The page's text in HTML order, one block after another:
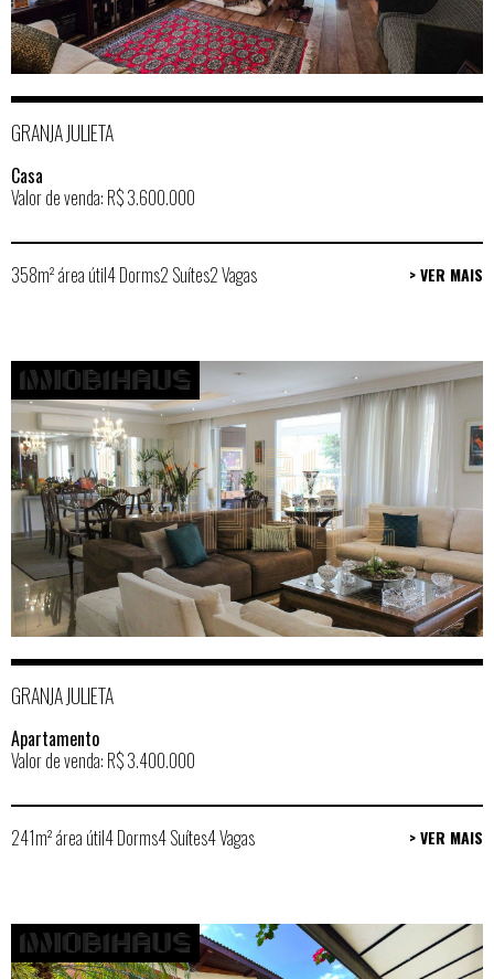
GRANJA JULIETA
Casa
Valor de venda: R$ 3.600.000
358m² área útil4 Dorms2 Suítes2 Vagas > VER MAIS
GRANJA JULIETA
Apartamento
Valor de venda: R$ 3.400.000
241m² área útil4 Dorms4 Suítes4 Vagas > VER MAIS